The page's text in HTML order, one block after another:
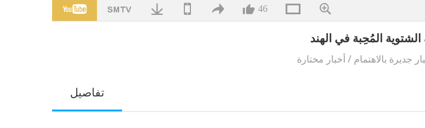
46
المُحِبة في الهند
جديرة بالاهتمام /أخبار مختارة
تفاصيل